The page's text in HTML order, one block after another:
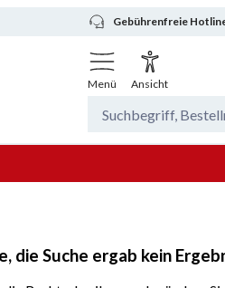
Gebührenfreie
Menü Ansicht
die Suche ergab kein